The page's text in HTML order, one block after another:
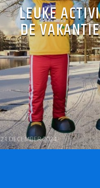
LEUKE
DE
21 DECEMBER 2024